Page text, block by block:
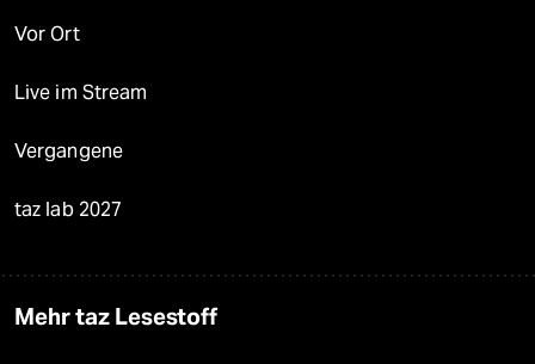
Vor Ort
Live im Stream
Vergangene
taz lab 2027
Mehr taz Lesestoff